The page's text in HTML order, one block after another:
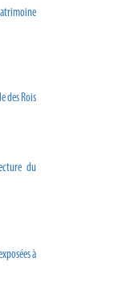
des Rois
du
à